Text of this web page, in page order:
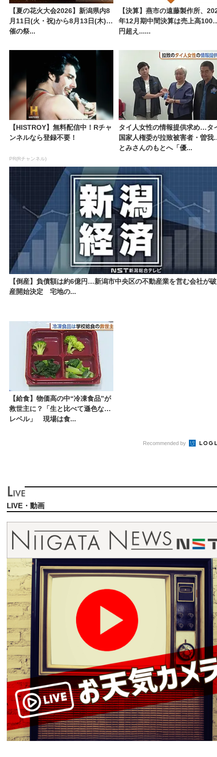
【夏の花火大会2026】新潟県内8
月11日(火・祝)から8月13日(木)開
催の祭...
【決算】燕市の遠藤製作所、
年12月期中間決算は売上高100
円超え......
【HISTROY】無料配信中！Rチャ
ンネルなら登録不要！
PR(Rチャンネル)
タイ人女性の情報提供求め…タ
国家人権委が拉致被害者・曽我
とみさんのもとへ「優...
【倒産】負債額は約6億円…新潟市中央区の不動産業を営む会社が破
産開始決定 宅地の...
【給食】物価高の中“冷凍食品”が
救世主に？「生と比べて遜色ない
レベル」 現場は食...
Recommended by
LIVE・動画